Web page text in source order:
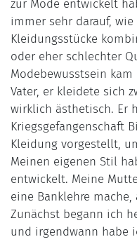
zur Mode entwickelt
immer sehr darauf,
Kleidungsstücke
oder eher schlechter
Modebewusstsein
Vater, er kleidete sich
wirklich ästhetisch. Er
Kriegsgefangenschaft
Kleidung vorgestellt,
Meinen eigenen Stil
entwickelt. Meine
eine Banklehre
Zunächst begann ich
und irgendwann habe